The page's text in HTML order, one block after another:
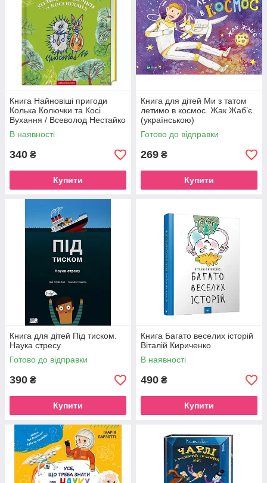
Книга Найновіші пригоди
Колька Колючки та Косі
Вухання / Всеволод Нестайко
(українською)
В наявності
340 ₴
Купити
Книга для дітей Ми з татом
летимо в космос. Жак Жаб’є.
(українською)
Готово до відправки
269 ₴
Купити
Книга для дітей Під тиском.
Наука стресу
Готово до відправки
390 ₴
Купити
Книга Багато веселих історій
Віталій Кириченко
В наявності
490 ₴
Купити